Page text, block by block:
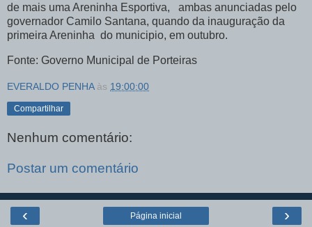
de mais uma Areninha Esportiva, ambas anunciadas pelo
governador Camilo Santana, quando da inauguração da
primeira Areninha do municipio, em outubro.
Fonte: Governo Municipal de Porteiras
EVERALDO PENHA às 19:00:00
Compartilhar
Nenhum comentário:
Postar um comentário
‹ ›
Página inicial